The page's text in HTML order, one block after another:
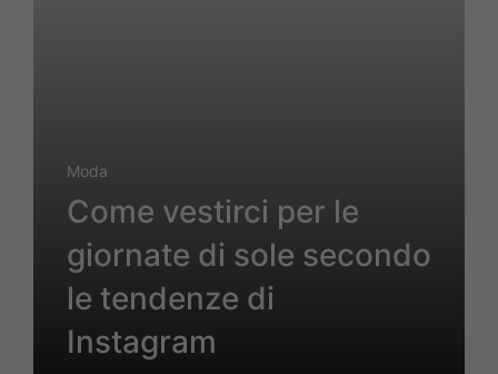
Moda
Come vestirci per le
giornate di sole secondo
le tendenze di
Instagram